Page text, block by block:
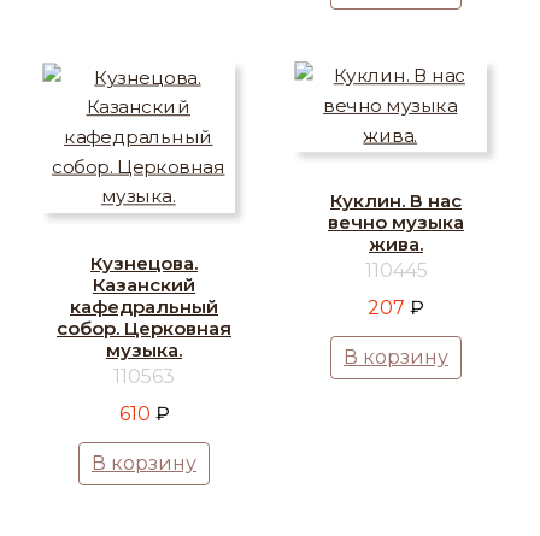
Кузнецова.
Казанский
кафедральный
собор. Церковная
музыка.
110563
610 ₽
В корзину
Куклин. В нас
вечно музыка
жива.
110445
207 ₽
В корзину